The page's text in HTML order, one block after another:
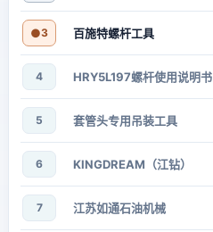
●3 百施特螺杆工具
4 HRY5L197螺杆使用说明书
5 套管头专用吊装工具
6 KINGDREAM（江钻）
7 江苏如通石油机械